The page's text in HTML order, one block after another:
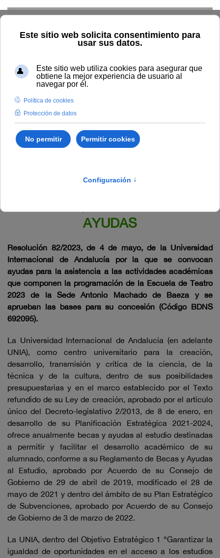
Inicio BOUNIA
Resolución Rectoral 82/2023, de la
Universidad Internacional de Andalucía por la que se convocan
componen la programación de la Escuela de Teatro 2023 de la
Sede Antonio Machado de Baeza y se aprueban las bases para
su concesión (Código BDNS 692095).
AYUDAS
Resolución 82/2023, de 4 de mayo, de la Universidad
Internacional de Andalucía por la que se convocan
ayudas para la asistencia a las actividades académicas
que componen la programación de la Escuela de Teatro
2023 de la Sede Antonio Machado de Baeza y se
aprueban las bases para su concesión (Código BDNS
692095).
La Universidad Internacional de Andalucía (en adelante
UNIA), como centro universitario para la creación,
desarrollo, transmisión y crítica de la ciencia, de la
técnica y de la cultura, dentro de sus posibilidades
presupuestarias y en el marco establecido por el Texto
refundido de su Ley de creación, aprobado por el artículo
único del Decreto-legislativo 2/2013, de 8 de enero, en
desarrollo de su Planificación Estratégica 2021-2024,
ofrece anualmente becas y ayudas al estudio destinadas
a permitir y facilitar el desarrollo académico de su
alumnado, conforme a su Reglamento de Becas y Ayudas
al Estudio, aprobado por Acuerdo de su Consejo de
Gobierno de 29 de abril de 2019, modificado el 28 de
mayo de 2021 y dentro del ámbito de su Plan Estratégico
de Subvenciones, aprobado por Acuerdo de su Consejo
de Gobierno de 3 de marzo de 2022.
La UNIA, dentro del Objetivo Estratégico 1 “Garantizar la
igualdad de oportunidades en el acceso a los estudios